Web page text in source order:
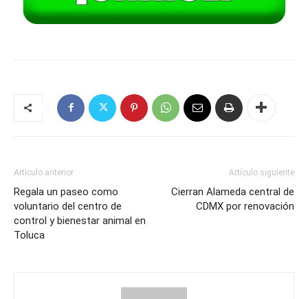
Artículo anterior
Regala un paseo como
voluntario del centro de
control y bienestar animal en
Toluca
Artículo siguiente
Cierran Alameda central de
CDMX por renovación